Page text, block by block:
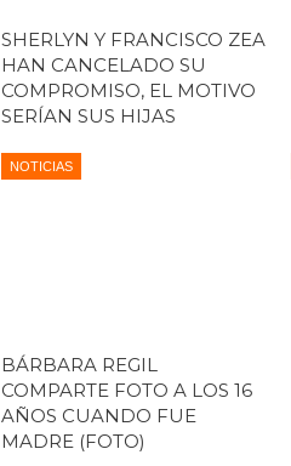
SHERLYN Y FRANCISCO ZEA
HAN CANCELADO SU
COMPROMISO, EL MOTIVO
SERÍAN SUS HIJAS
NOTICIAS
BÁRBARA REGIL
COMPARTE FOTO A LOS 16
AÑOS CUANDO FUE
MADRE (FOTO)